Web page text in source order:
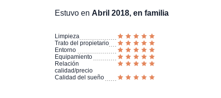
Estuvo en Abril 2018, en familia
Limpieza
Trato del propietario
Entorno
Equipamiento
Relación
calidad/precio
Calidad del sueño